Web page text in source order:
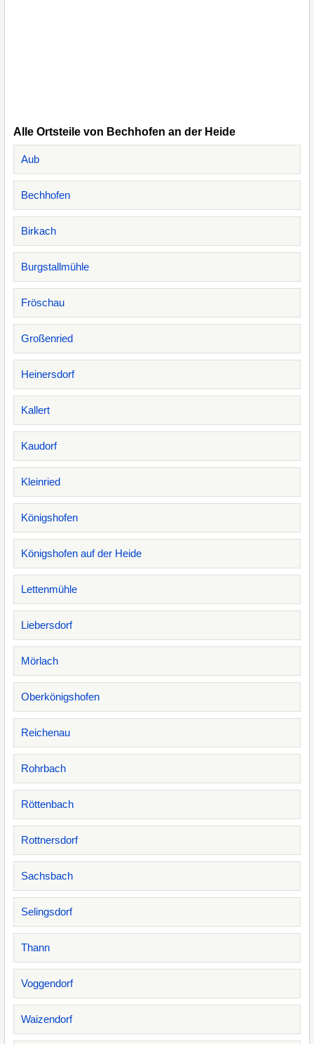
Alle Ortsteile von Bechhofen an der Heide
Aub
Bechhofen
Birkach
Burgstallmühle
Fröschau
Großenried
Heinersdorf
Kallert
Kaudorf
Kleinried
Königshofen
Königshofen auf der Heide
Lettenmühle
Liebersdorf
Mörlach
Oberkönigshofen
Reichenau
Rohrbach
Röttenbach
Rottnersdorf
Sachsbach
Selingsdorf
Thann
Voggendorf
Waizendorf